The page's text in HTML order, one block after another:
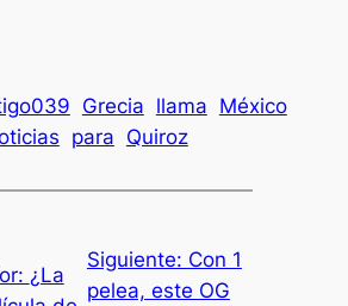
Grecia llama México
para Quiroz
¿La
Siguiente: Con 1
pelea, este OG